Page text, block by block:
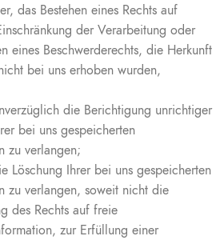
das Bestehen eines Rechts auf
der Verarbeitung oder
eines Beschwerderechts, die Herkunft
bei uns erhoben wurden,
die Berichtigung unrichtiger
bei uns gespeicherten
zu verlangen;
Löschung Ihrer bei uns gespeicherten
zu verlangen, soweit nicht die
des Rechts auf freie
zur Erfüllung einer